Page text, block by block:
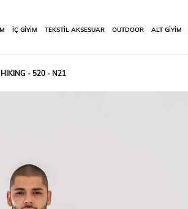
İÇ GİYİM TEKSTİL AKSESUAR OUTDOOR ALT GİYİM
HIKING - 520 - N21